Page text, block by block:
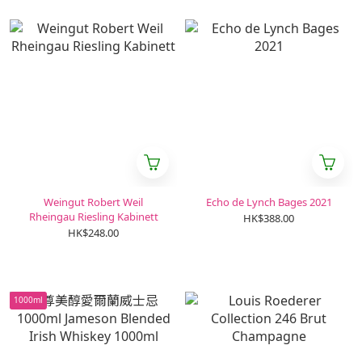
Weingut Robert Weil
Rheingau Riesling Kabinett
HK$248.00
Echo de Lynch Bages 2021
HK$388.00
1000ml